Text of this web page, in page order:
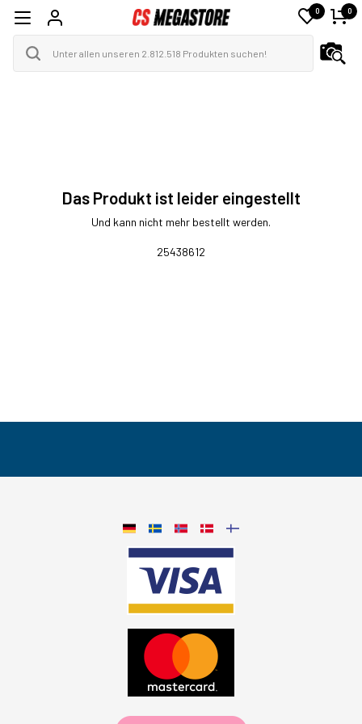
0 0
Das Produkt ist leider eingestellt
Und kann nicht mehr bestellt werden.
25438612